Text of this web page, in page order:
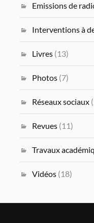
Emissions de
Interventions à
Livres(13)
Photos(7)
Réseaux sociaux
Revues(11)
Travaux
Vidéos(18)